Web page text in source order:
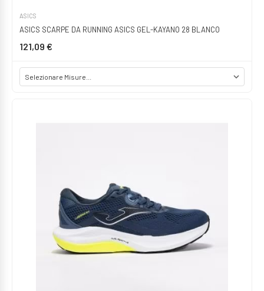
ASICS
ASICS SCARPE DA RUNNING ASICS GEL-KAYANO 28 BLANCO
121,09 €